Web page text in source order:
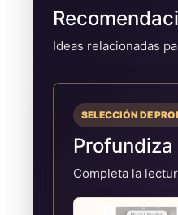
Ideas relacionadas
SELECCIÓN DE
Completa la